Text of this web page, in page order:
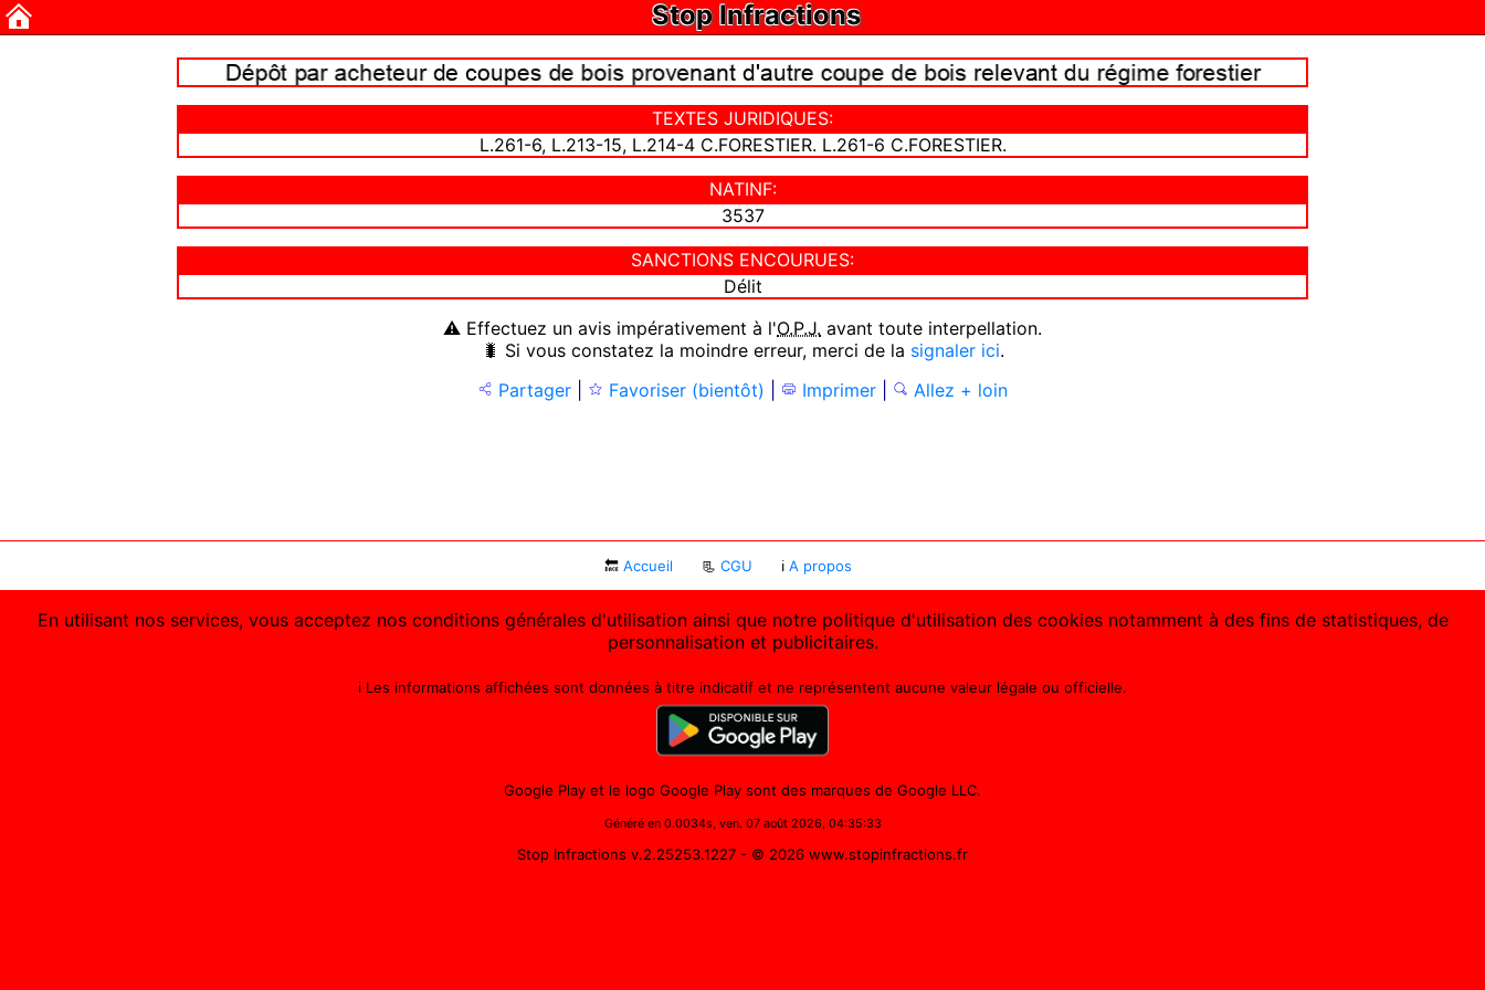
Stop Infractions
TEXTES JURIDIQUES:
L.261-6, L.213-15, L.214-4 C.FORESTIER. L.261-6 C.FORESTIER.
NATINF:
3537
SANCTIONS ENCOURUES:
Délit
⚠ Effectuez un avis impérativement à l'O.P.J. avant toute interpellation.
🐛 Si vous constatez la moindre erreur, merci de la signaler ici.
Partager
Favoriser (bientôt) Imprimer Allez + loin
🔙 Accueil 📃 CGU ℹ A propos
En utilisant nos services, vous acceptez nos conditions générales d'utilisation ainsi que notre politique d'utilisation des cookies notamment à des fins de statistiques, de
personnalisation et publicitaires.
ℹ️ Les informations affichées sont données à titre indicatif et ne représentent aucune valeur légale ou officielle.
Google Play et le logo Google Play sont des marques de Google LLC.
Généré en 0.0034s, ven. 07 août 2026, 04:35:33
Stop Infractions v.2.25253.1227 - © 2026 www.stopinfractions.fr